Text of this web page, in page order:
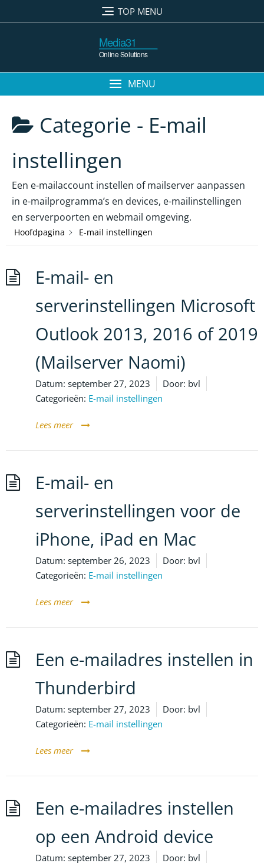
naar
TOP MENU
MENU
Categorie - E-mail
instellingen
Een e-mailaccount instellen of mailserver aanpassen
in e-mailprogramma’s en devices, e-mailinstellingen
en serverpoorten en webmail omgeving.
Hoofdpagina E-mail instellingen
E-mail- en
serverinstellingen Microsoft
Outlook 2013, 2016 of 2019
(Mailserver Naomi)
Datum: september 27, 2023 Door: bvl
Categorieën: E-mail instellingen
Lees meer
E-mail- en
serverinstellingen voor de
iPhone, iPad en Mac
Datum: september 26, 2023 Door: bvl
Categorieën: E-mail instellingen
Lees meer
Een e-mailadres instellen in
Thunderbird
Datum: september 27, 2023 Door: bvl
Categorieën: E-mail instellingen
Lees meer
Een e-mailadres instellen
op een Android device
Datum: september 27, 2023 Door: bvl